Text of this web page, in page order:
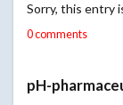
Sorry, this entry
0 comments
pH-